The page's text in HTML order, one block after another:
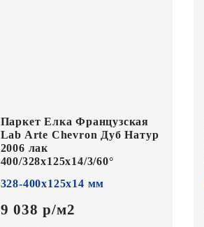
Паркет Елка Французская
Lab Arte Chevron Дуб Натур
2006 лак
400/328х125х14/3/60°
328-400х125х14 мм
9 038 р/м2